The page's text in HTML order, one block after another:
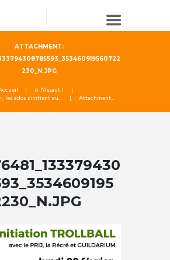
ATTACHMENT:
230_N.JPG
A l'Assaut !
les ados s'initient au...
Attachment...